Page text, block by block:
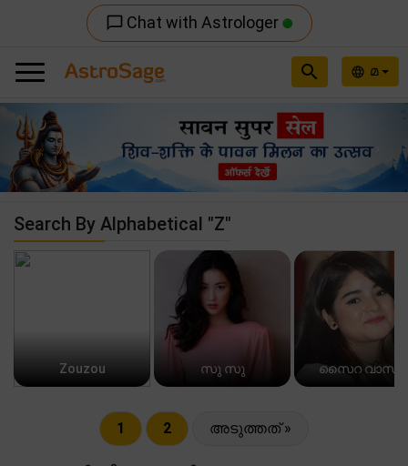
chat_bubble_outline Chat with Astrologer
language മ
search
Previous
Search By Alphabetical "Z"
Zouzou സു സു സൈറ വാസിം
1 2 അടുത്തത് »